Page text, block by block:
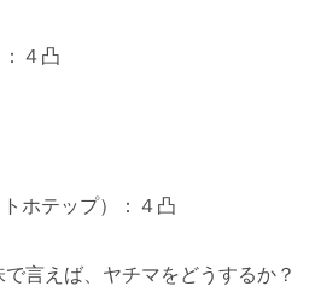
４凸
ホテップ）：４凸
言えば、 ヤチマをどうするか？